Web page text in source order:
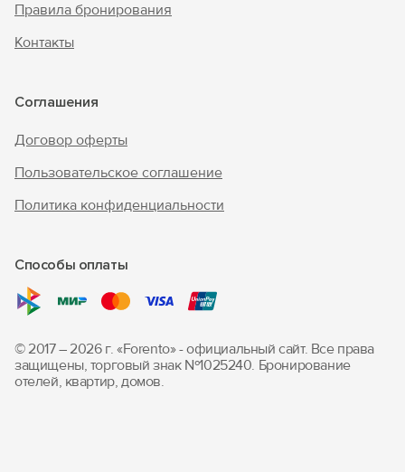
Правила бронирования
Контакты
Соглашения
Договор оферты
Пользовательское соглашение
Политика конфиденциальности
Способы оплаты
© 2017 – 2026 г. «Forento» - официальный сайт. Все права
защищены, торговый знак Nº1025240. Бронирование
отелей, квартир, домов.